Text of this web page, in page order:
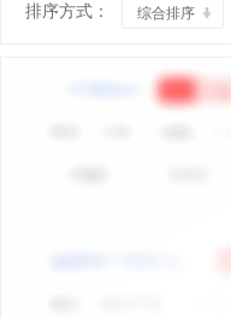
排序方式： 综合排序